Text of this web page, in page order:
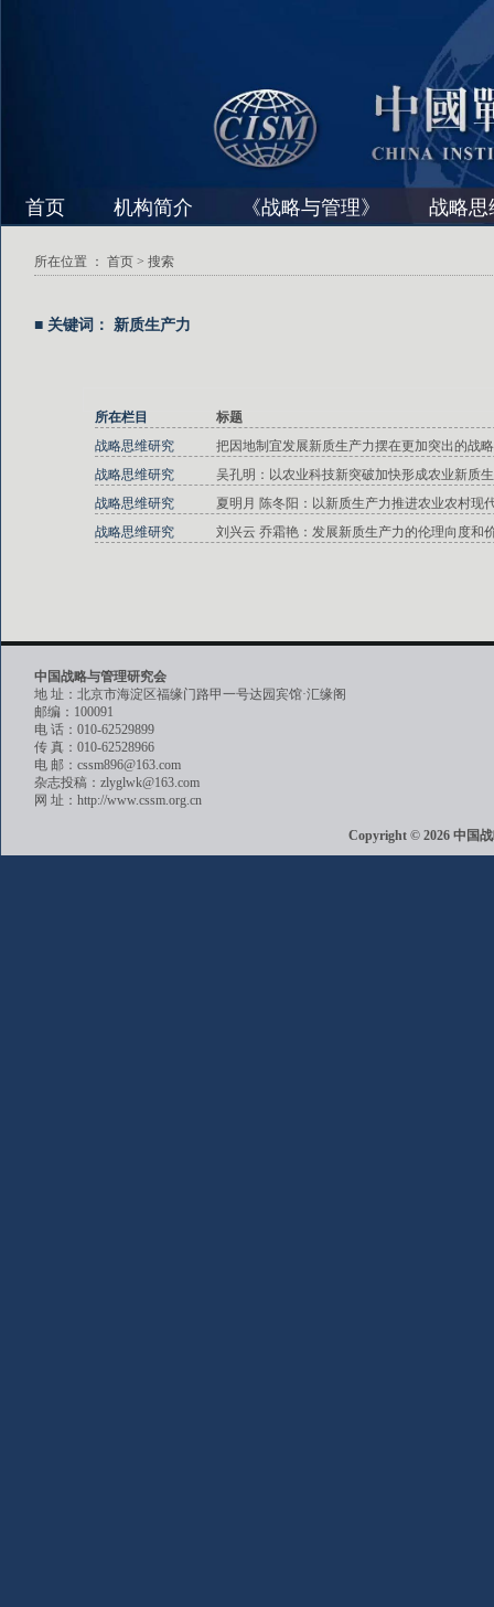
首页 机构简介 《战略与管理》 战略思
所在位置 ： 首页 > 搜索
■ 关键词： 新质生产力
所在栏目
标题
战略思维研究
把因地制宜发展新质生产力摆在更加突出的战
战略思维研究
吴孔明：以农业科技新突破加快形成农业新质
战略思维研究
夏明月 陈冬阳：以新质生产力推进农业农村现
战略思维研究
刘兴云 乔霜艳：发展新质生产力的伦理向度和
中国战略与管理研究会
地 址：北京市海淀区福缘门路甲一号达园宾馆·汇缘阁
邮编：100091
电 话：010-62529899
传 真：010-62528966
电 邮：cssm896@163.com
杂志投稿：zlyglwk@163.com
网 址：http://www.cssm.org.cn
Copyright © 2026 中国